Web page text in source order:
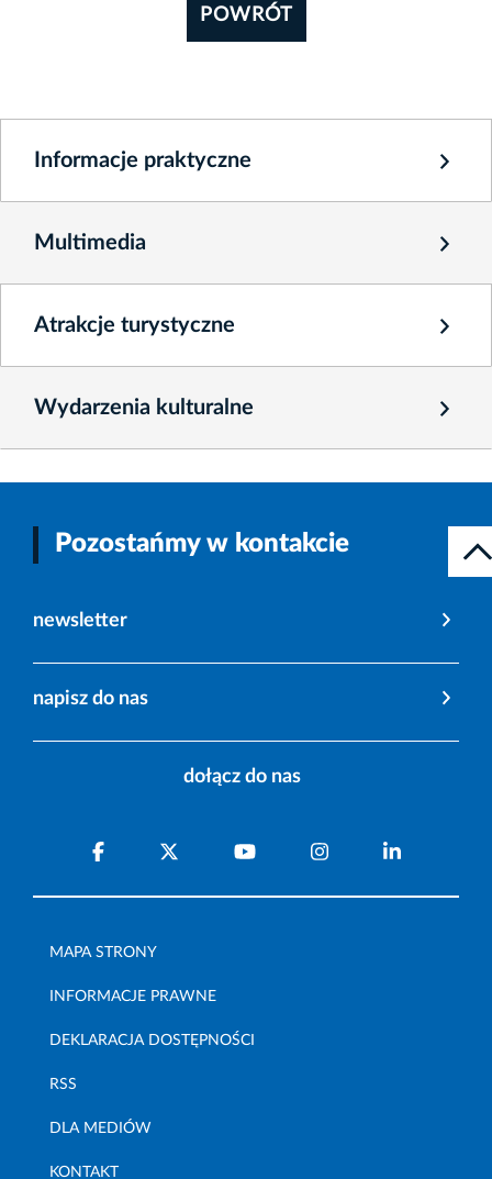
POWRÓT
Informacje praktyczne
Multimedia
Atrakcje turystyczne
Wydarzenia kulturalne
Pozostańmy w kontakcie
newsletter
napisz do nas
dołącz do nas
MAPA STRONY
INFORMACJE PRAWNE
DEKLARACJA DOSTĘPNOŚCI
RSS
DLA MEDIÓW
KONTAKT